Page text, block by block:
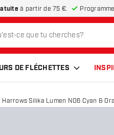
à partir de 75 €.
DE FLÉCHETTES
Silika Lumen NO6 Cyan &